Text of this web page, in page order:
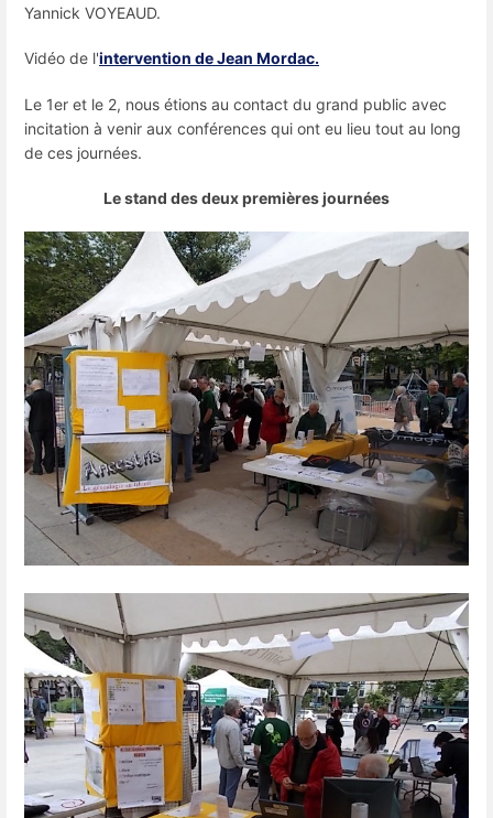
Yannick VOYEAUD.
Vidéo de l'intervention de Jean Mordac.
Le 1er et le 2, nous étions au contact du grand public avec
incitation à venir aux conférences qui ont eu lieu tout au long
de ces journées.
Le stand des deux premières journées